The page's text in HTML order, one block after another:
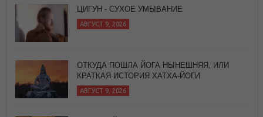
ОТКУДА ПОШЛА ЙОГА НЫНЕШНЯЯ, ИЛИ
КРАТКАЯ ИСТОРИЯ ХАТХА-ЙОГИ
ЖАРЕНЫЙ РИС